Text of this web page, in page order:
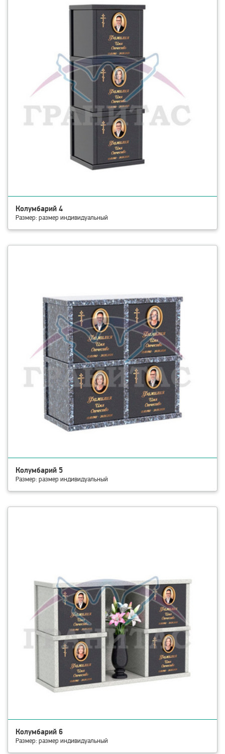
Колумбарий 4
Размер: размер индивидуальный
Колумбарий 5
Размер: размер индивидуальный
Колумбарий 6
Размер: размер индивидуальный